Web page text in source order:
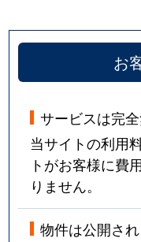
お
サービスは完
当サイトの利用
トがお客様に費
りません。
物件は公開さ